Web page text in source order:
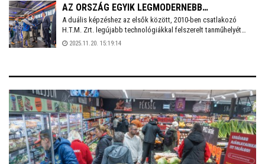
irányaiba.
AZ ORSZÁG EGYIK LEGMODERNEBB
SZERSZÁMKÉSZÍTŐ TANMŰHELYÉT ADTA ÁT A
H.T.M. ZRT.
A duális képzéshez az elsők között, 2010-ben csatlakozó
H.T.M. Zrt. legújabb technológiákkal felszerelt tanműhelyét
csütörtökön adták át a Széchenyi utcai telephelyen. A
Haidlmair és Mészáros Attila alpolgármester.
2025.11.20. 15:19:14